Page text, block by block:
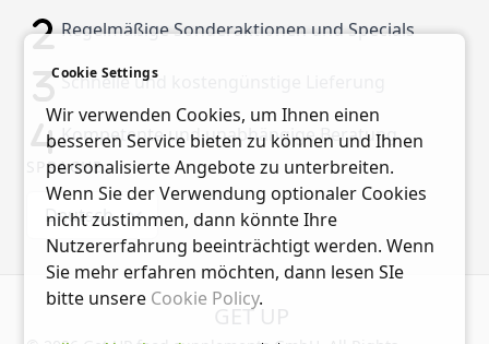
Regelmäßige Sonderaktionen und Specials
Schnelle und kostengünstige Lieferung
Kompetente und unabhängige Beratung
SPRACHE
Deutsch
GET UP
Cookie Settings
Wir verwenden Cookies, um Ihnen einen
besseren Service bieten zu können und Ihnen
personalisierte Angebote zu unterbreiten.
Wenn Sie der Verwendung optionaler Cookies
nicht zustimmen, dann könnte Ihre
Nutzererfahrung beeinträchtigt werden. Wenn
Sie mehr erfahren möchten, dann lesen SIe
bitte unsere Cookie Policy.